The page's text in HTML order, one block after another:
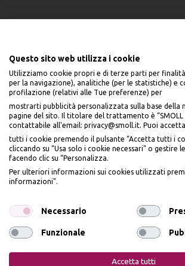
Accettiamo
Seguici sui social
PiùMe è un marchio di PiùMe s.r.l. con
Privacy Policy Cookie
Questo sito web utilizza i cookie
Utilizziamo cookie propri e di terze parti per
per la navigazione), analitiche (per le statistiche) e
profilazione (relativi alle Tue preferenze) per
mostrarti pubblicità personalizzata sulla base della
pagine del sito. Il titolare del trattamento è “SMOLL
contattabile all'email: privacy@smoll.it. Puoi
tutti i cookie premendo il pulsante “Accetta tutti i
cliccando su “Usa solo i cookie necessari" o gestire
facendo clic su “Personalizza.
Per ulteriori informazioni sui cookies utilizzati
informazioni".
Necessario
Funzionale
Accetta tutti
BENVENUTO DA
PIÙME
IL10% DI SCONTO
dell’art. 13 del Reg UE 2016/679 e presto il mio consenso a ricevere email
promozionali. In qualsiasi momento è possibile revocare il consenso